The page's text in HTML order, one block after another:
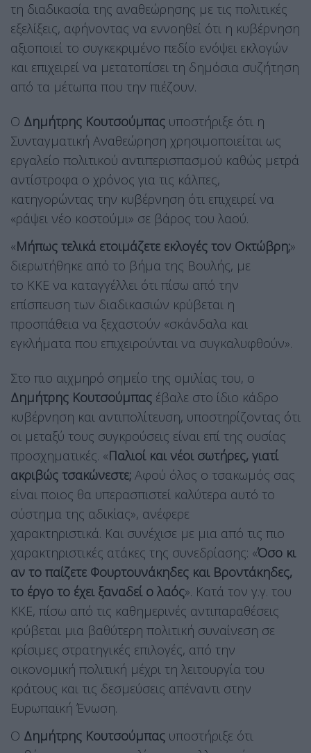
τη διαδικασία της αναθεώρησης με τις πολιτικές
εξελίξεις, αφήνοντας να εννοηθεί ότι η κυβέρνηση
αξιοποιεί το συγκεκριμένο πεδίο ενόψει εκλογών
και επιχειρεί να μετατοπίσει τη δημόσια συζήτηση
από τα μέτωπα που την πιέζουν.
Ο Δημήτρης Κουτσούμπας υποστήριξε ότι η
Συνταγματική Αναθεώρηση χρησιμοποιείται ως
εργαλείο πολιτικού αντιπερισπασμού καθώς μετρά
αντίστροφα ο χρόνος για τις κάλπες,
κατηγορώντας την κυβέρνηση ότι επιχειρεί να
«ράψει νέο κοστούμι» σε βάρος του λαού.
«Μήπως τελικά ετοιμάζετε εκλογές τον Οκτώβρη;»
διερωτήθηκε από το βήμα της Βουλής, με
το ΚΚΕ να καταγγέλλει ότι πίσω από την
επίσπευση των διαδικασιών κρύβεται η
προσπάθεια να ξεχαστούν «σκάνδαλα και
εγκλήματα που επιχειρούνται να συγκαλυφθούν».
Στο πιο αιχμηρό σημείο της ομιλίας του, ο
Δημήτρης Κουτσούμπας έβαλε στο ίδιο κάδρο
κυβέρνηση και αντιπολίτευση, υποστηρίζοντας ότι
οι μεταξύ τους συγκρούσεις είναι επί της ουσίας
προσχηματικές. «Παλιοί και νέοι σωτήρες, γιατί
ακριβώς τσακώνεστε; Αφού όλος ο τσακωμός σας
είναι ποιος θα υπερασπιστεί καλύτερα αυτό το
σύστημα της αδικίας», ανέφερε
χαρακτηριστικά. Και συνέχισε με μια από τις πιο
χαρακτηριστικές ατάκες της συνεδρίασης: «Όσο κι
αν το παίζετε Φουρτουνάκηδες και Βροντάκηδες,
το έργο το έχει ξαναδεί ο λαός». Κατά τον γ.γ. του
ΚΚΕ, πίσω από τις καθημερινές αντιπαραθέσεις
κρύβεται μια βαθύτερη πολιτική συναίνεση σε
κρίσιμες στρατηγικές επιλογές, από την
οικονομική πολιτική μέχρι τη λειτουργία του
κράτους και τις δεσμεύσεις απέναντι στην
Ευρωπαϊκή Ένωση.
Ο Δημήτρης Κουτσούμπας υποστήριξε ότι